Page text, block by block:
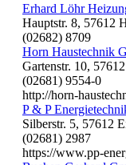
Erhard Löhr
Hauptstr. 8, 57612
(02682) 8709
Horn Haustechnik
Gartenstr. 10,
(02681) 9554-0
http://horn-
P & P
Silberstr. 5, 57612
(02681) 2987
https://www.pp-